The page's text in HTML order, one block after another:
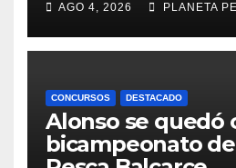
AGO 4, 2026 PLANETA
CONCURSOS DESTACADO
Alonso se quedó
bicampeonato